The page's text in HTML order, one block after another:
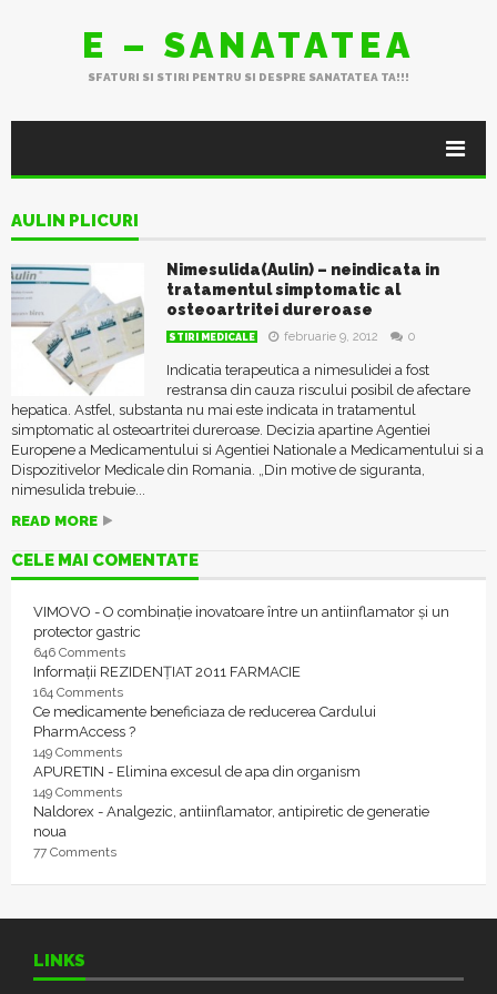
E – SANATATEA
SFATURI SI STIRI PENTRU SI DESPRE SANATATEA TA!!!
AULIN PLICURI
Nimesulida(Aulin) – neindicata in
tratamentul simptomatic al
osteoartritei dureroase
STIRI MEDICALE februarie 9, 2012 0
Indicatia terapeutica a nimesulidei a fost
restransa din cauza riscului posibil de afectare
hepatica. Astfel, substanta nu mai este indicata in tratamentul
simptomatic al osteoartritei dureroase. Decizia apartine Agentiei
Europene a Medicamentului si Agentiei Nationale a Medicamentului si a
Dispozitivelor Medicale din Romania. „Din motive de siguranta,
nimesulida trebuie...
READ MORE
CELE MAI COMENTATE
VIMOVO - O combinație inovatoare între un antiinflamator și un
protector gastric
646 Comments
Informații REZIDENȚIAT 2011 FARMACIE
164 Comments
Ce medicamente beneficiaza de reducerea Cardului
PharmAccess ?
149 Comments
APURETIN - Elimina excesul de apa din organism
149 Comments
Naldorex - Analgezic, antiinflamator, antipiretic de generatie
noua
77 Comments
LINKS